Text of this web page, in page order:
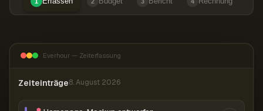
Everhour — Zeiterfassung
Zeiteinträge8. August 2026